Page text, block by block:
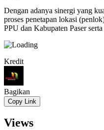
Dengan adanya sinergi yang
proses penetapan lokasi
PPU dan Kabupaten Paser
Kredit
Bagikan
Copy Link
Views